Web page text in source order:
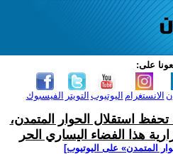
على:
الفيسبوك التويتر اليوتيوب الانستغرام
تحفظ استقلال الحوار المتمدن،
هذا الفضاء اليساري الحر
المتمدن» على اليوتيوب]